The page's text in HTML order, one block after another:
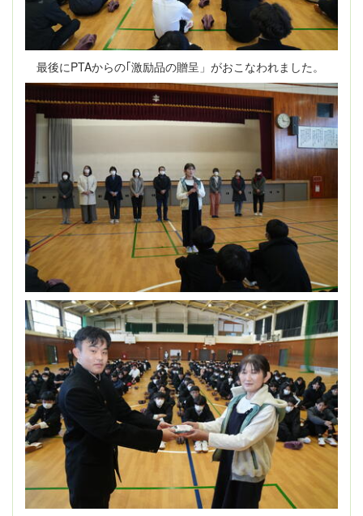
最後にPTAからの｢激励品の贈呈」がおこなわれました。